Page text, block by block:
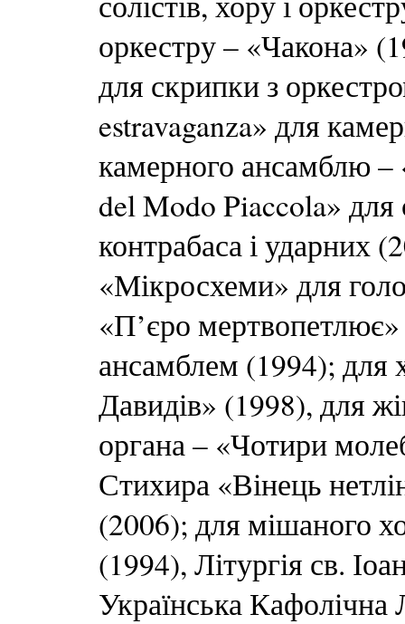
оркестру – «Чакона»
для скрипки з
estravaganza» для
камерного ансамблю –
del Modo Piaccola» для
контрабаса і ударних
«Мікросхеми» для
«П’єро
ансамблем (1994); для
Давидів» (1998), для
органа – «Чотири
Стихира «Вінець
(2006); для мішаного
(1994), Літургія св.
Українська Кафолічна